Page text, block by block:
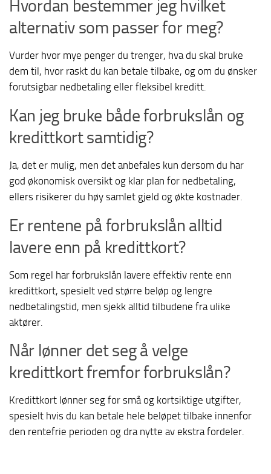
Hvordan bestemmer jeg hvilket
alternativ som passer for meg?
Vurder hvor mye penger du trenger, hva du skal bruke
dem til, hvor raskt du kan betale tilbake, og om du ønsker
forutsigbar nedbetaling eller fleksibel kreditt.
Kan jeg bruke både forbrukslån og
kredittkort samtidig?
Ja, det er mulig, men det anbefales kun dersom du har
god økonomisk oversikt og klar plan for nedbetaling,
ellers risikerer du høy samlet gjeld og økte kostnader.
Er rentene på forbrukslån alltid
lavere enn på kredittkort?
Som regel har forbrukslån lavere effektiv rente enn
kredittkort, spesielt ved større beløp og lengre
nedbetalingstid, men sjekk alltid tilbudene fra ulike
aktører.
Når lønner det seg å velge
kredittkort fremfor forbrukslån?
Kredittkort lønner seg for små og kortsiktige utgifter,
spesielt hvis du kan betale hele beløpet tilbake innenfor
den rentefrie perioden og dra nytte av ekstra fordeler.